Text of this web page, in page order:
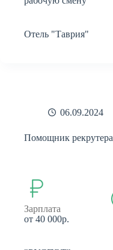
Отель "Таврия"
06.09.2024
Помощник рекрутера
Зарплата
от 40 000р.